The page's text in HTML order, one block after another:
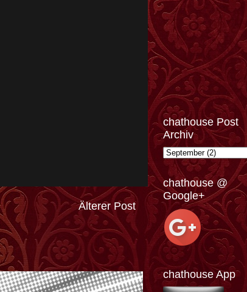
Älterer Post
chathouse Post
Archiv
chathouse @
Google+
chathouse App